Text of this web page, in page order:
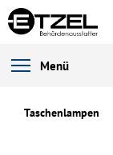
Menü
Taschenlampen